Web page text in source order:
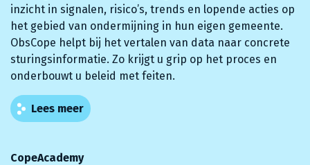
inzicht in signalen, risico’s, trends en lopende acties op
het gebied van ondermijning in hun eigen gemeente.
ObsCope helpt bij het vertalen van data naar concrete
sturingsinformatie. Zo krijgt u grip op het proces en
onderbouwt u beleid met feiten.
Lees meer
CopeAcademy